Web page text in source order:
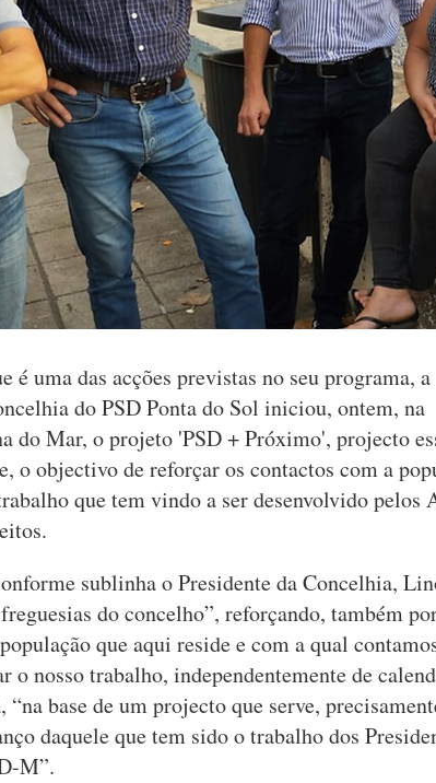
é uma das acções previstas no seu programa, a
do PSD Ponta do Sol iniciou, ontem, na
do Mar, o projeto 'PSD + Próximo', projecto
o objectivo de reforçar os contactos com a
que tem vindo a ser desenvolvido pelos
sublinha o Presidente da Concelhia,
do concelho”, reforçando, também
que aqui reside e com a qual
o nosso trabalho, independentemente de
base de um projecto que serve,
daquele que tem sido o trabalho dos
M”.